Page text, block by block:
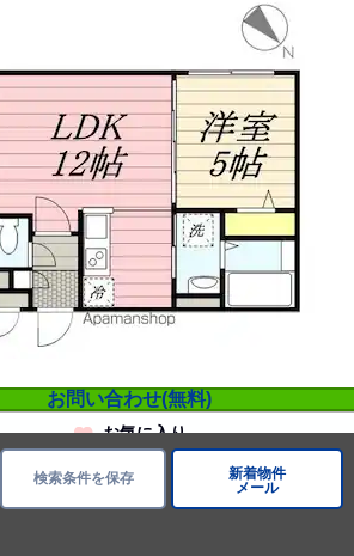
お問い合わせ(無料)
お気に入り
円）
検索条件を保存
新着物件
メール